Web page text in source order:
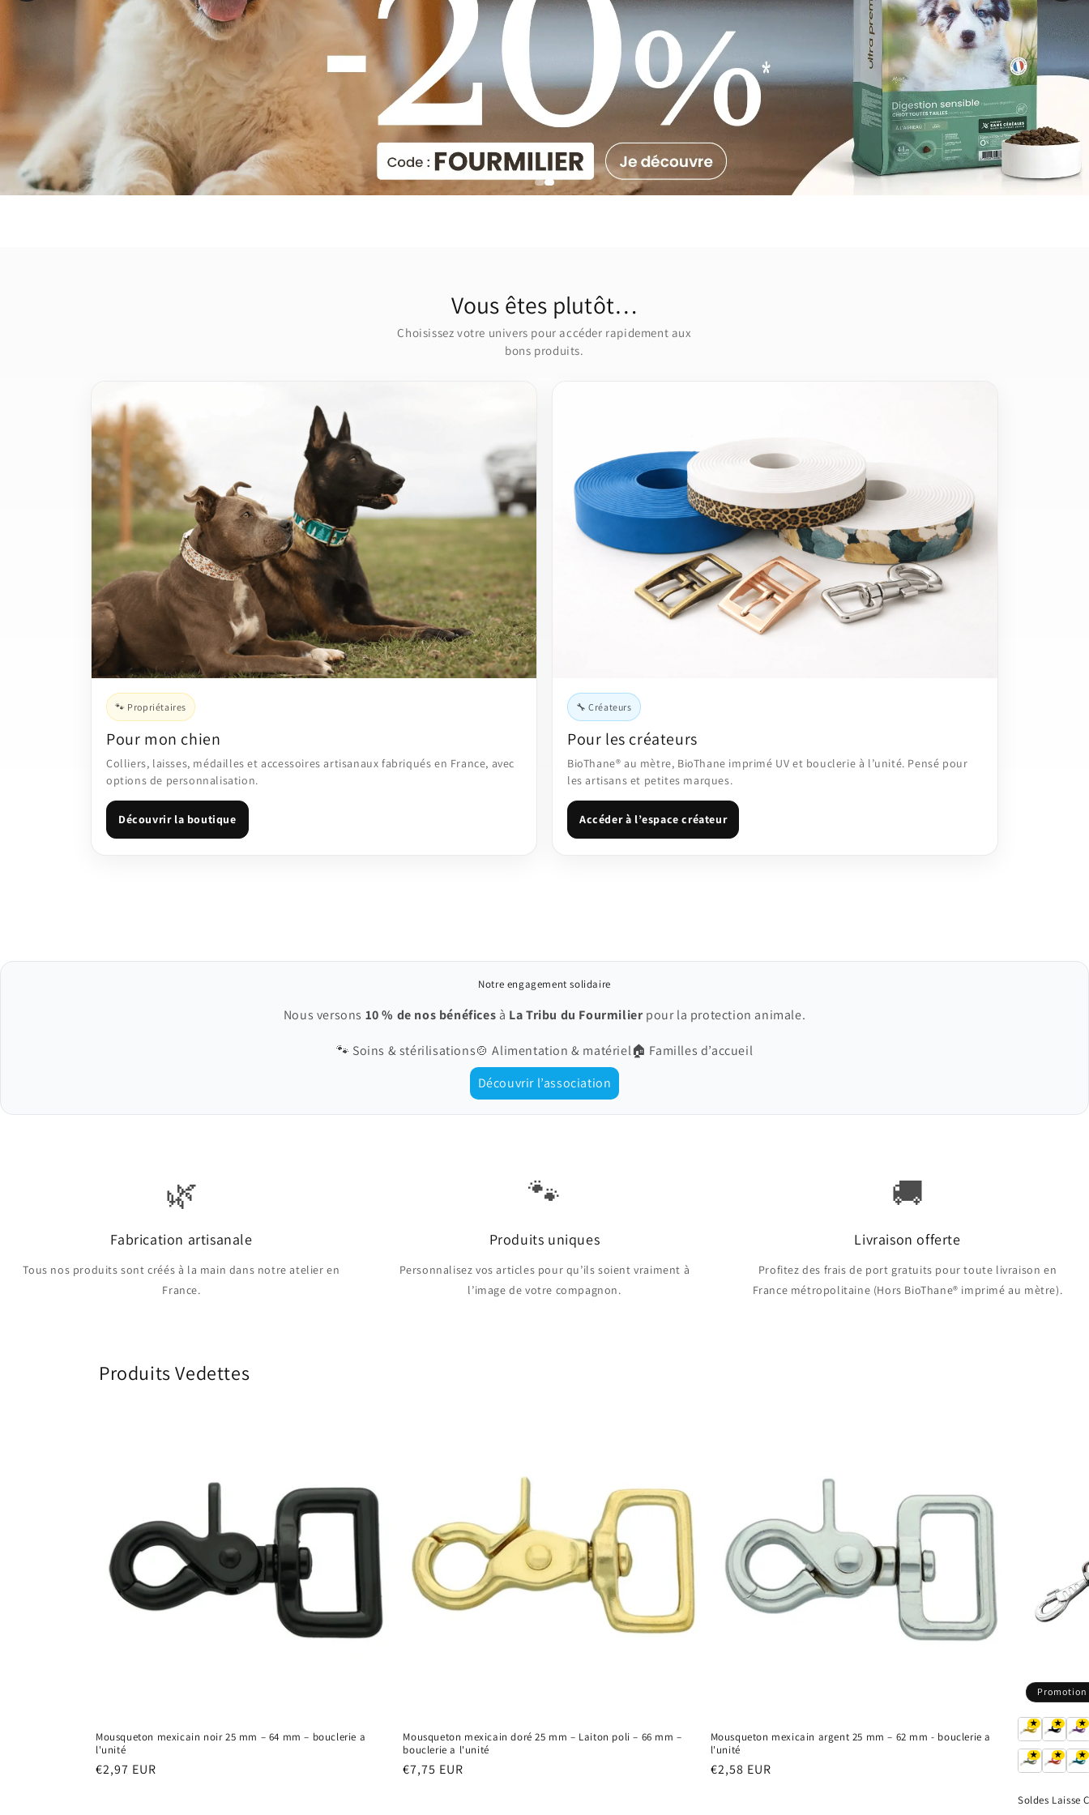
Vous êtes plutôt…
Choisissez votre univers pour accéder rapidement aux
bons produits.
🐾 Propriétaires
Pour mon chien
Colliers, laisses, médailles et accessoires artisanaux fabriqués en France, avec
options de personnalisation.
Découvrir la boutique
🔧 Créateurs
Pour les créateurs
BioThane® au mètre, BioThane imprimé UV et bouclerie à l’unité. Pensé pour
les artisans et petites marques.
Accéder à l’espace créateur
Notre engagement solidaire
Nous versons 10 % de nos bénéfices à La Tribu du Fourmilierpour la protection animale.
🐾 Soins & stérilisations🍲 Alimentation & matériel🏠 Familles d’accueil
Découvrir l’association
🌿
Fabrication artisanale
Tous nos produits sont créés à la main dans notre atelier en
France.
🐾
Produits uniques
Personnalisez vos articles pour qu’ils soient vraiment à
l’image de votre compagnon.
🚚
Livraison offerte
Profitez des frais de port gratuits pour toute livraison en
France métropolitaine (Hors BioThane® imprimé au mètre).
Produits Vedettes
Mousqueton mexicain noir 25 mm – 64 mm – bouclerie a
l'unité
Prix
€2,97 EUR
Mousqueton mexicain doré 25 mm – Laiton poli – 66 mm –
bouclerie a l'unité
Prix
€7,75 EUR
Mousqueton mexicain argent 25 mm – 62 mm - bouclerie a
l'unité
Prix
€2,58 EUR
Promotion
★ ★ ★
★ ★ ★
Soldes Laisse